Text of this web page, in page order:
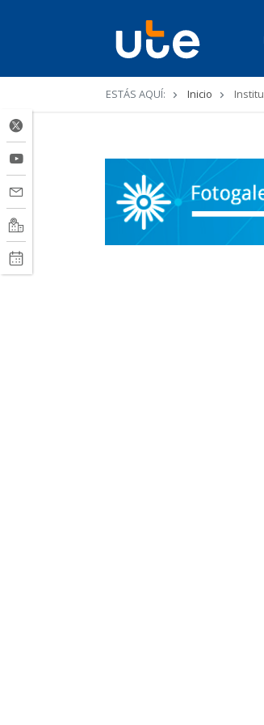
Ruta
navegación
ESTÁS AQUÍ: Inicio